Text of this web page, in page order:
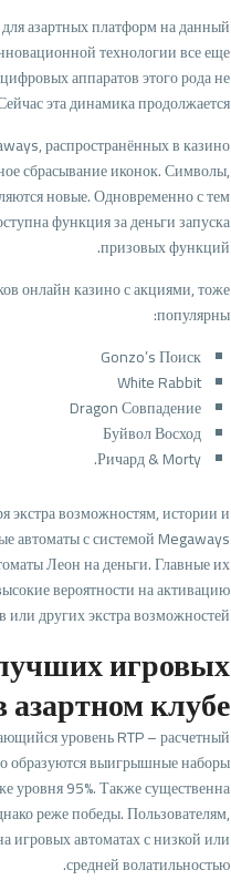
азартных платформ на данный
технологии все еще
аппаратов этого рода не
эта динамика продолжается.
распространённых в казино
сбрасывание иконок. Символы,
новые. Одновременно с тем
функция за деньги запуска
призовых функций.
онлайн казино с акциями, тоже
популярны:
Gonzo’s Поиск
White Rabbit
Dragon Совпадение
Буйвол Восход
Ричард & Morty.
экстра возможностям, истории и
автоматы с системой Megaways
Леон на деньги. Главные их
вероятности на активацию
других экстра возможностей.
игровых
клубе
уровень RTP – расчетный
образуются выигрышные наборы
уровня 95%. Также существенна
реже победы. Пользователям,
автоматах с низкой или
средней волатильностью.